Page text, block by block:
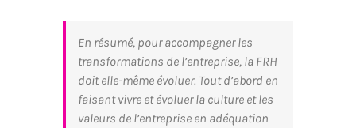
En résumé, pour accompagner les
transformations de l’entreprise, la FRH
doit elle-même évoluer. Tout d’abord en
faisant vivre et évoluer la culture et les
valeurs de l’entreprise en adéquation